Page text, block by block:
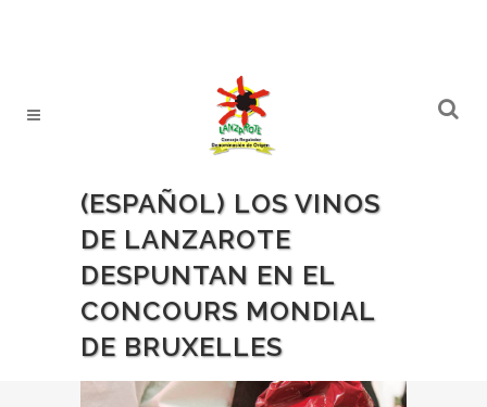
(ESPAÑOL) LOS VINOS
DE LANZAROTE
DESPUNTAN EN EL
CONCOURS MONDIAL
DE BRUXELLES